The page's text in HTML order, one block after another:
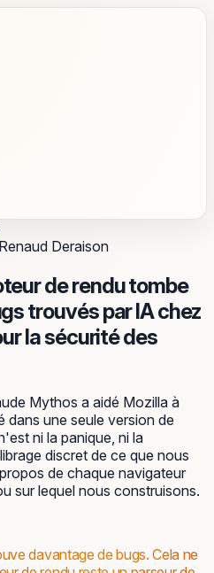
Renaud Deraison
de rendu tombe
trouvés par IA chez
la sécurité des
Mythos a aidé Mozilla à
dans une seule version de
ni la panique, ni la
discret de ce que nous
de chaque navigateur
sur lequel nous construisons.
davantage de bugs. Cela ne